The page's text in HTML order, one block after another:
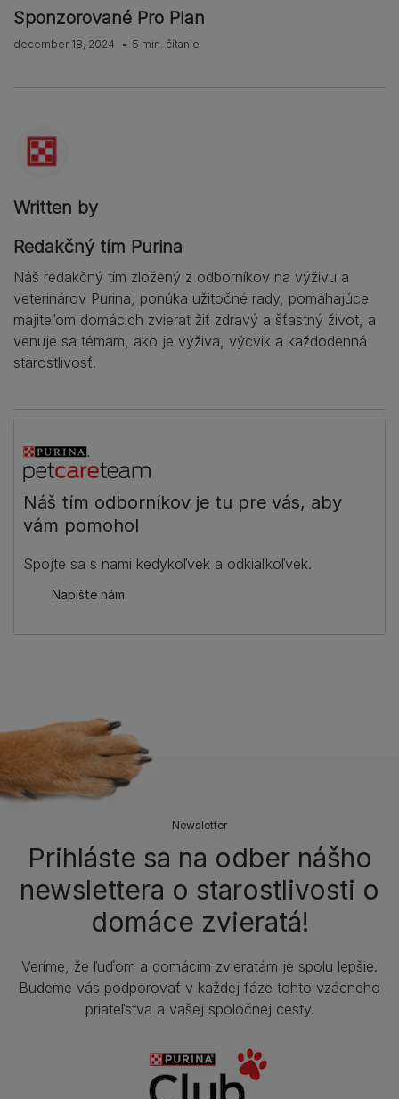
Sponzorované Pro Plan
december 18, 2024 5 min. čítanie
Written by
Redakčný tím Purina
Náš redakčný tím zložený z odborníkov na výživu a
veterinárov Purina, ponúka užitočné rady, pomáhajúce
majiteľom domácich zvierat žiť zdravý a šťastný život, a
venuje sa témam, ako je výživa, výcvik a každodenná
starostlivosť.
Náš tím odborníkov je tu pre vás, aby
vám pomohol
Spojte sa s nami kedykoľvek a odkiaľkoľvek.
Napíšte nám
Newsletter
Prihláste sa na odber nášho
newslettera o starostlivosti o
domáce zvieratá!
Veríme, že ľuďom a domácim zvieratám je spolu lepšie.
Budeme vás podporovať v každej fáze tohto vzácneho
priateľstva a vašej spoločnej cesty.